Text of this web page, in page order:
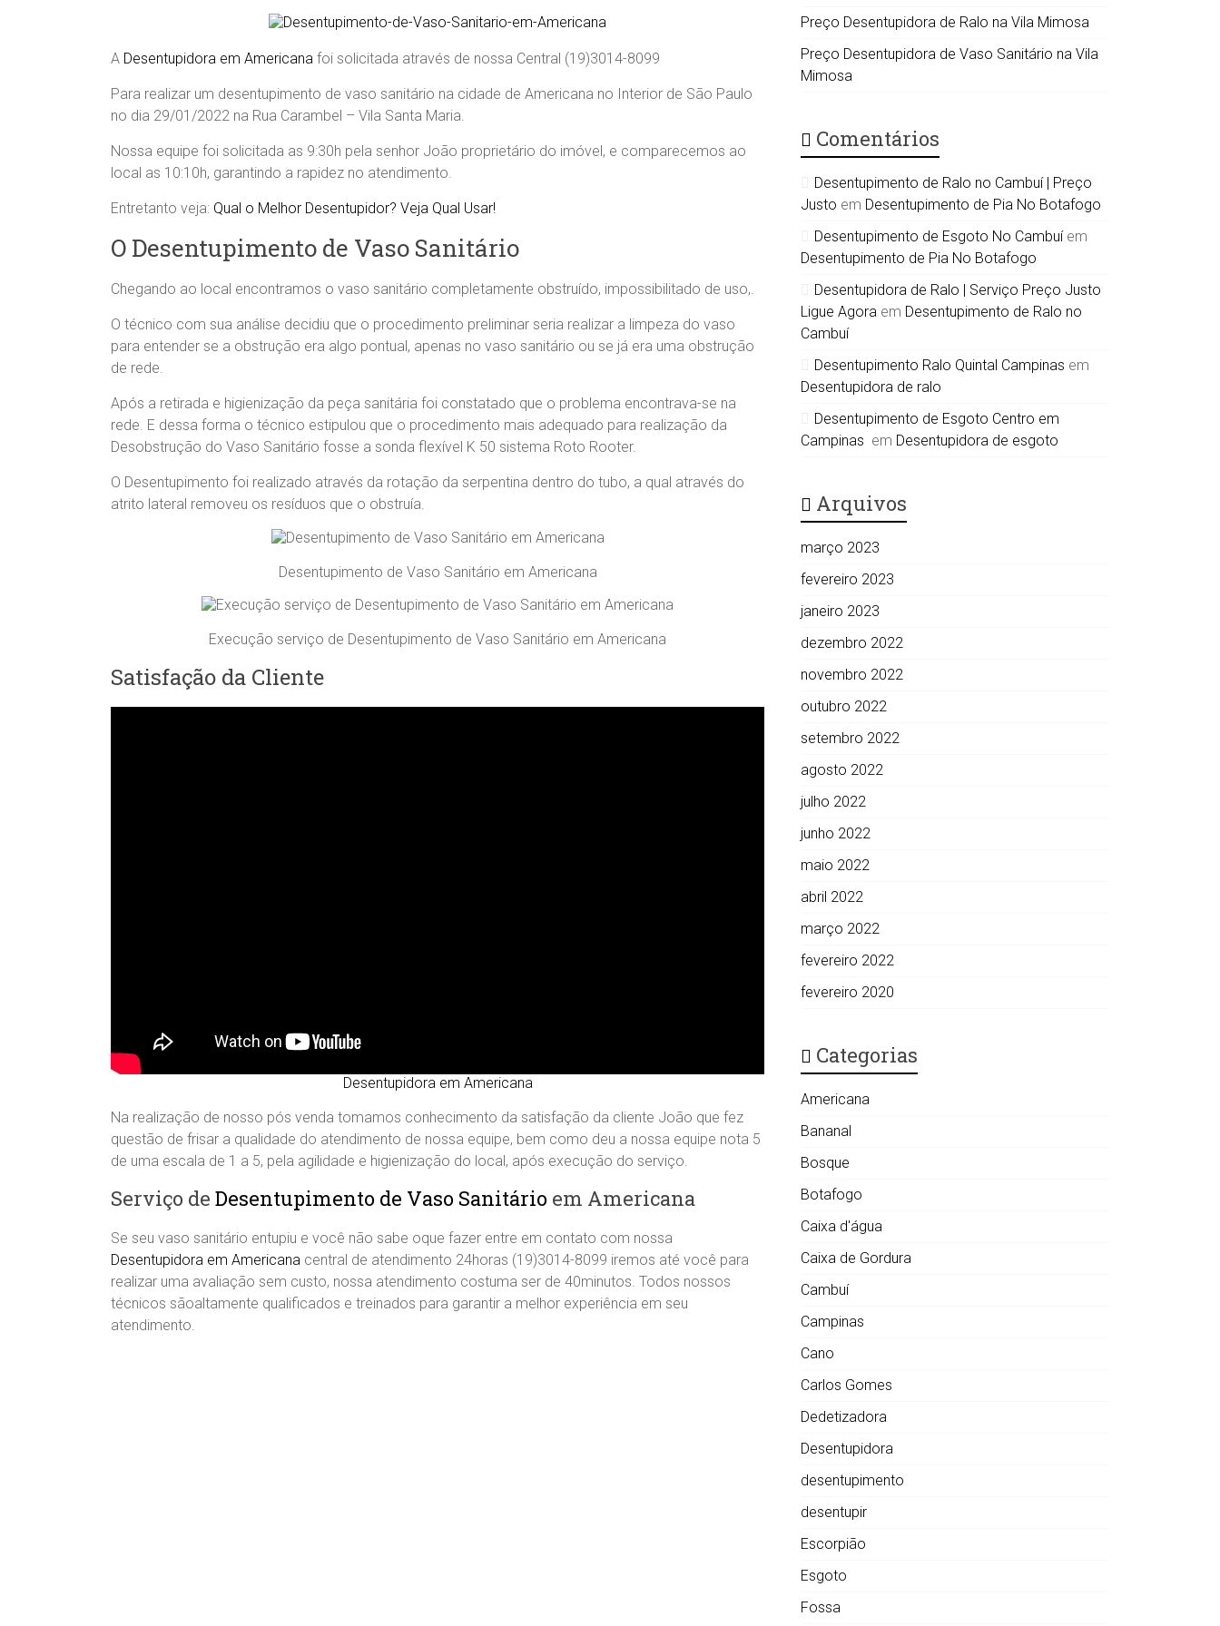
A Desentupidora em Americana foi solicitada através de nossa Central (19)3014-8099
Para realizar um desentupimento de vaso sanitário na cidade de Americana no Interior de São Paulo
no dia 29/01/2022 na Rua Carambel – Vila Santa Maria.
Nossa equipe foi solicitada as 9:30h pela senhor João proprietário do imóvel, e comparecemos ao
local as 10:10h, garantindo a rapidez no atendimento.
Entretanto veja: Qual o Melhor Desentupidor? Veja Qual Usar!
O Desentupimento de Vaso Sanitário
Chegando ao local encontramos o vaso sanitário completamente obstruído, impossibilitado de uso,.
O técnico com sua análise decidiu que o procedimento preliminar seria realizar a limpeza do vaso
para entender se a obstrução era algo pontual, apenas no vaso sanitário ou se já era uma obstrução
de rede.
Após a retirada e higienização da peça sanitária foi constatado que o problema encontrava-se na
rede. E dessa forma o técnico estipulou que o procedimento mais adequado para realização da
Desobstrução do Vaso Sanitário fosse a sonda flexível K 50 sistema Roto Rooter.
O Desentupimento foi realizado através da rotação da serpentina dentro do tubo, a qual através do
atrito lateral removeu os resíduos que o obstruía.
Desentupimento de Vaso Sanitário em Americana
Execução serviço de Desentupimento de Vaso Sanitário em Americana
Satisfação da Cliente
Desentupidora em Americana
Na realização de nosso pós venda tomamos conhecimento da satisfação da cliente João que fez
questão de frisar a qualidade do atendimento de nossa equipe, bem como deu a nossa equipe nota 5
de uma escala de 1 a 5, pela agilidade e higienização do local, após execução do serviço.
Serviço de Desentupimento de Vaso Sanitário em Americana
Se seu vaso sanitário entupiu e você não sabe oque fazer entre em contato com nossa
Desentupidora em Americana central de atendimento 24horas (19)3014-8099 iremos até você para
realizar uma avaliação sem custo, nossa atendimento costuma ser de 40minutos. Todos nossos
técnicos sãoaltamente qualificados e treinados para garantir a melhor experiência em seu
atendimento.
Preço Desentupidora de Ralo na Vila Mimosa
Preço Desentupidora de Vaso Sanitário na Vila
Mimosa
Comentários
Desentupimento de Ralo no Cambuí | Preço
Justo em Desentupimento de Pia No Botafogo
Desentupimento de Esgoto No Cambuíem
Desentupimento de Pia No Botafogo
Desentupidora de Ralo | Serviço Preço Justo
Ligue Agora em Desentupimento de Ralo no
Cambuí
Desentupimento Ralo Quintal Campinas em
Desentupidora de ralo
Desentupimento de Esgoto Centro em
Campinas em Desentupidora de esgoto
Arquivos
março 2023
fevereiro 2023
janeiro 2023
dezembro 2022
novembro 2022
outubro 2022
setembro 2022
agosto 2022
julho 2022
junho 2022
maio 2022
abril 2022
março 2022
fevereiro 2022
fevereiro 2020
Categorias
Americana
Bananal
Bosque
Botafogo
Caixa d'água
Caixa de Gordura
Cambuí
Campinas
Cano
Carlos Gomes
Dedetizadora
Desentupidora
desentupimento
desentupir
Escorpião
Esgoto
Fossa